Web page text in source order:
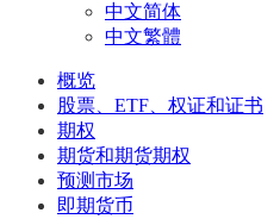
中文简体
中文繁體
概览
股票、ETF、权证和证书
期权
期货和期货期权
预测市场
即期货币